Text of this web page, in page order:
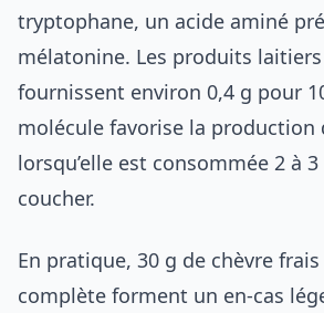
tryptophane, un acide aminé
mélatonine. Les produits
fournissent environ 0,4 g pour
molécule favorise la production
lorsqu’elle est consommée 2 à
coucher.
En pratique, 30 g de chèvre
complète forment un en-cas